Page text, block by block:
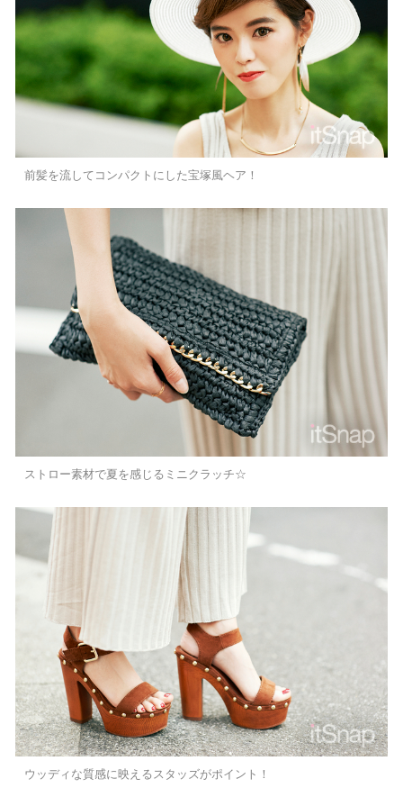
前髪を流してコンパクトにした宝塚風ヘア！
ストロー素材で夏を感じるミニクラッチ☆
ウッディな質感に映えるスタッズがポイント！